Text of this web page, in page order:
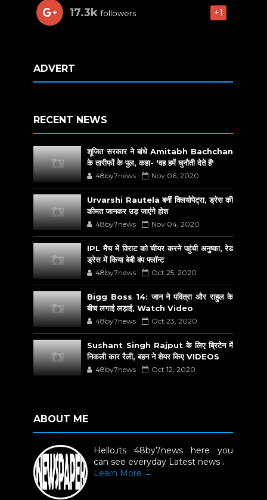
17.3k followers +1
ADVERT
RECENT NEWS
शूजित सरकार ने बांधे Amitabh Bachchan
के तारीफों के पुल, कहा- 'वह हमें चुनौती देते हैं'
48by7news Nov 06, 2020
Urvarshi Rautela बनीं क्लियोपेट्रा, ड्रेस की
कीमत जानकर उड़ जाएंगे होश
48by7news Nov 04, 2020
IPL मैच में विराट को चीयर करने पहुंची अनुष्का, रेड
ड्रेस में किया बेबी बंप फ्लॉन्ट
48by7news Oct 25, 2020
Bigg Boss 14: जान ने पवित्रा और राहुल के
बीच लगाई लड़ाई, Watch Video
48by7news Oct 23, 2020
Sushant Singh Rajput के लिए ब्रिटेन में
निकली कार रैली, बहन ने शेयर किए VIDEOS
48by7news Oct 12, 2020
ABOUT ME
Hello,its 48by7news here you
can see everyday Latest news .
Learn More →